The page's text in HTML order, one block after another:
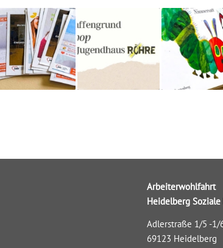
Arbeiterwohlfahrt
Heidelberg
Adlerstraße 1/5 -1/
69123 Heidelberg